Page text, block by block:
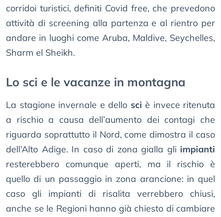
corridoi turistici, definiti Covid free, che prevedono
attività di screening alla partenza e al rientro per
andare in luoghi come Aruba, Maldive, Seychelles,
Sharm el Sheikh.
Lo sci e le vacanze in montagna
La stagione invernale e dello sci è invece ritenuta
a rischio a causa dell’aumento dei contagi che
riguarda soprattutto il Nord, come dimostra il caso
dell’Alto Adige. In caso di zona gialla gli impianti
resterebbero comunque aperti, ma il rischio è
quello di un passaggio in zona arancione: in quel
caso gli impianti di risalita verrebbero chiusi,
anche se le Regioni hanno già chiesto di cambiare